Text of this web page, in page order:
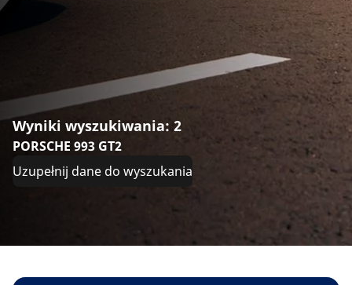
Wyniki wyszukiwania: 2
PORSCHE 993 GT2
Uzupełnij dane do wyszukania